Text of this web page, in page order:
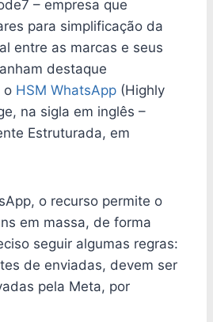
– empresa que
para simplificação da
entre as marcas e seus
destaque
o HSM WhatsApp (Highly
na sigla em inglês –
Estruturada, em
o recurso permite o
em massa, de forma
seguir algumas regras:
de enviadas, devem ser
pela Meta, por